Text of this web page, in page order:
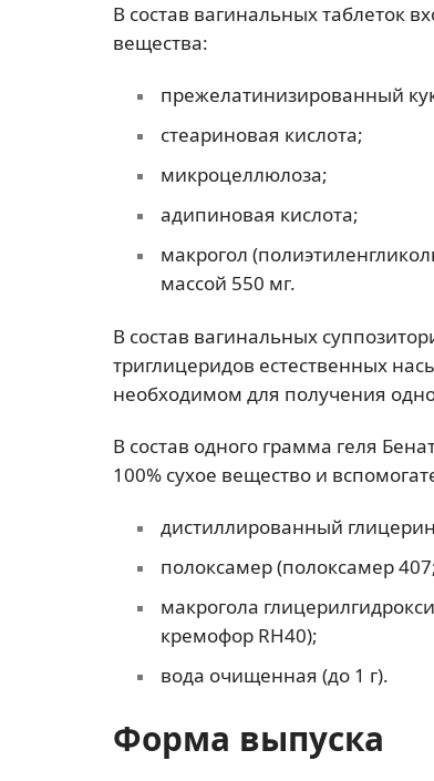
В состав вагинальных таблеток
вещества:
прежелатинизированный
стеариновая кислота;
микроцеллюлоза;
адипиновая кислота;
макрогол
массой 550 мг.
В состав вагинальных
триглицеридов естественных
необходимом для получения
В состав одного грамма геля
100% сухое вещество и
дистиллированный
полоксамер (полоксамер
макрогола
кремофор RH40);
вода очищенная (до 1 г).
Форма выпуска